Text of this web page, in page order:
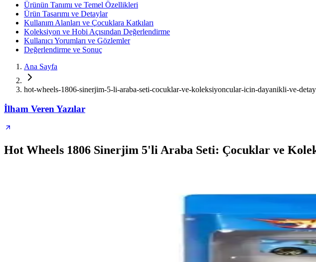
Ürünün Tanımı ve Temel Özellikleri
Ürün Tasarımı ve Detaylar
Kullanım Alanları ve Çocuklara Katkıları
Koleksiyon ve Hobi Açısından Değerlendirme
Kullanıcı Yorumları ve Gözlemler
Değerlendirme ve Sonuç
Ana Sayfa
hot-wheels-1806-sinerjim-5-li-araba-seti-cocuklar-ve-koleksiyoncular-icin-dayanikli-ve-
İlham Veren Yazılar
Hot Wheels 1806 Sinerjim 5'li Araba Seti: Çocuklar ve